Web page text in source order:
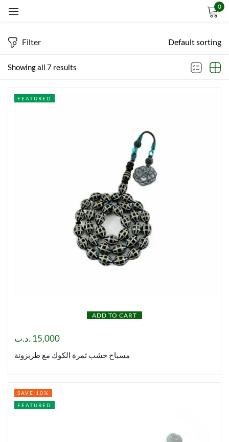
0
Showing all 7 results
Filter Default sorting
ADD TO CART
FEATURED
15,000 .د.ب
مسباح خشب ثمرة الكوك مع طربزونة
SAVE 10%
FEATURED
Remember me Lost password?
CREATE AN ACCOUNT